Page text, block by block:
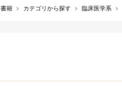
書籍 カテゴリから探す 臨床医学系